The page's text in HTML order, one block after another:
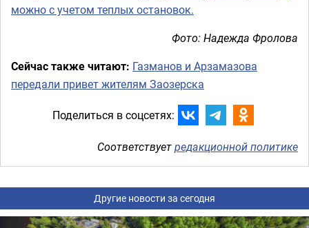
можно с учетом теплых остановок.
Фото: Надежда Фролова
Сейчас также читают: Газманов и Арзамазова
передали привет жителям Заозерска
Поделиться в соцсетях:
Соответствуетредакционной политике
Другие новости за сегодня